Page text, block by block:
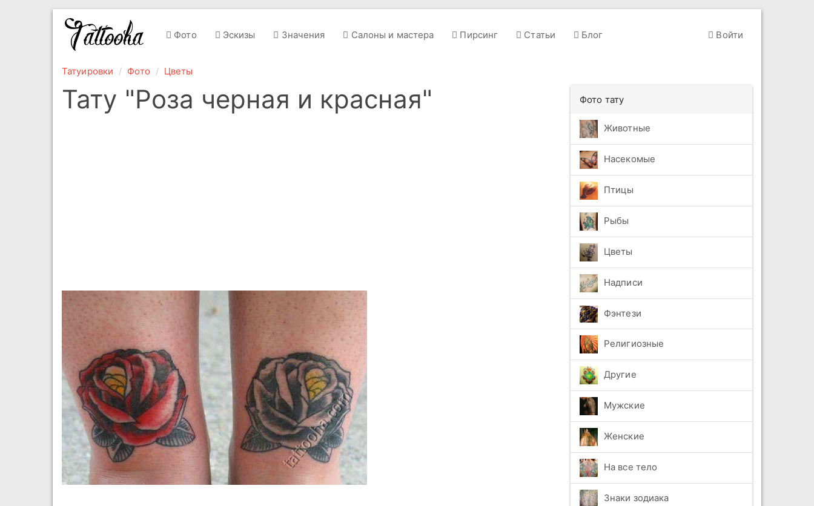
Фото Эскизы Значения Салоны и мастера Пирсинг Статьи Блог Войти
Татуировки Фото Цветы
Тату "Роза черная и красная" Фото тату
Животные
Насекомые
Птицы
Рыбы
Цветы
Надписи
Фэнтези
Религиозные
Другие
Мужские
Женские
На все тело
Знаки зодиака